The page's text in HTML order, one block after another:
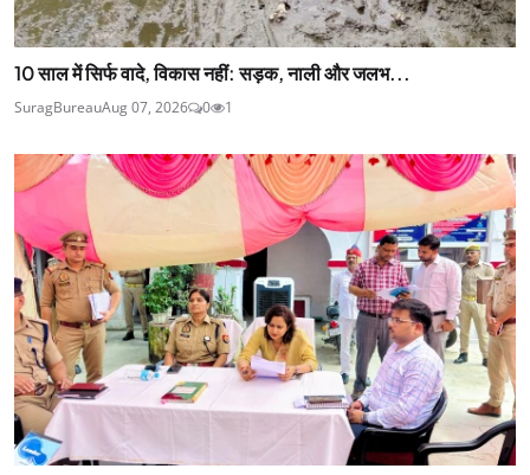
10 साल में सिर्फ वादे, विकास नहीं: सड़क, नाली और जलभ...
SuragBureauAug 07, 2026 0 1